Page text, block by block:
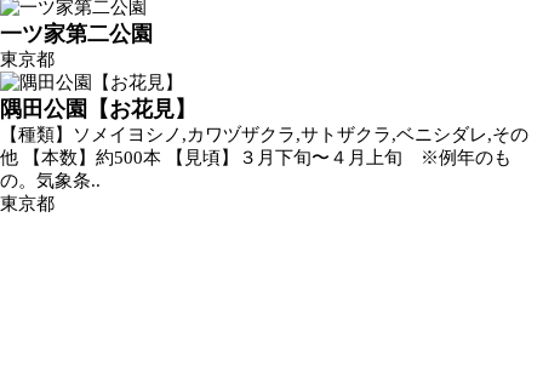
一ツ家第二公園
東京都
隅田公園【お花見】
【種類】ソメイヨシノ,カワヅザクラ,サトザクラ,ベニシダレ,その
他 【本数】約500本 【見頃】３月下旬〜４月上旬 ※例年のも
の。気象条..
東京都